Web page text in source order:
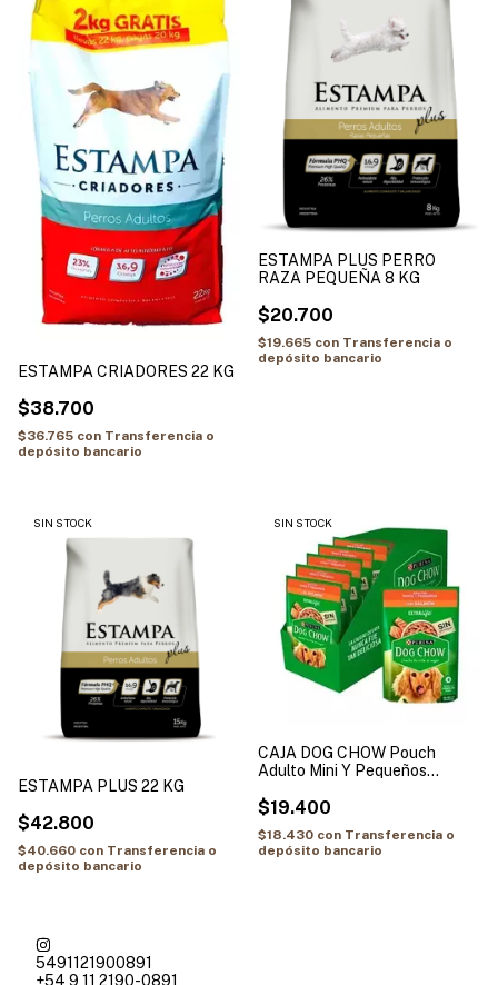
ESTAMPA CRIADORES 22 KG
$38.700
$36.765 con Transferencia o
depósito bancario
ESTAMPA PLUS PERRO
RAZA PEQUEÑA 8 KG
$20.700
$19.665 con Transferencia o
depósito bancario
SIN STOCK
ESTAMPA PLUS 22 KG
$42.800
$40.660 con Transferencia o
depósito bancario
SIN STOCK
CAJA DOG CHOW Pouch
Adulto Mini Y Pequeños
$19.400
$18.430 con Transferencia o
depósito bancario
5491121900891
+54 9 11 2190-0891